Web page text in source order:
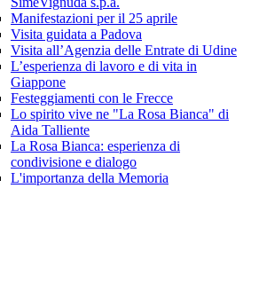
Manifestazioni per il 25 aprile
Visita guidata a Padova
Visita all’Agenzia delle Entrate di Udine
L’esperienza di lavoro e di vita in
Giappone
Festeggiamenti con le Frecce
Lo spirito vive ne "La Rosa Bianca" di
Aida Talliente
La Rosa Bianca: esperienza di
condivisione e dialogo
L'importanza della Memoria